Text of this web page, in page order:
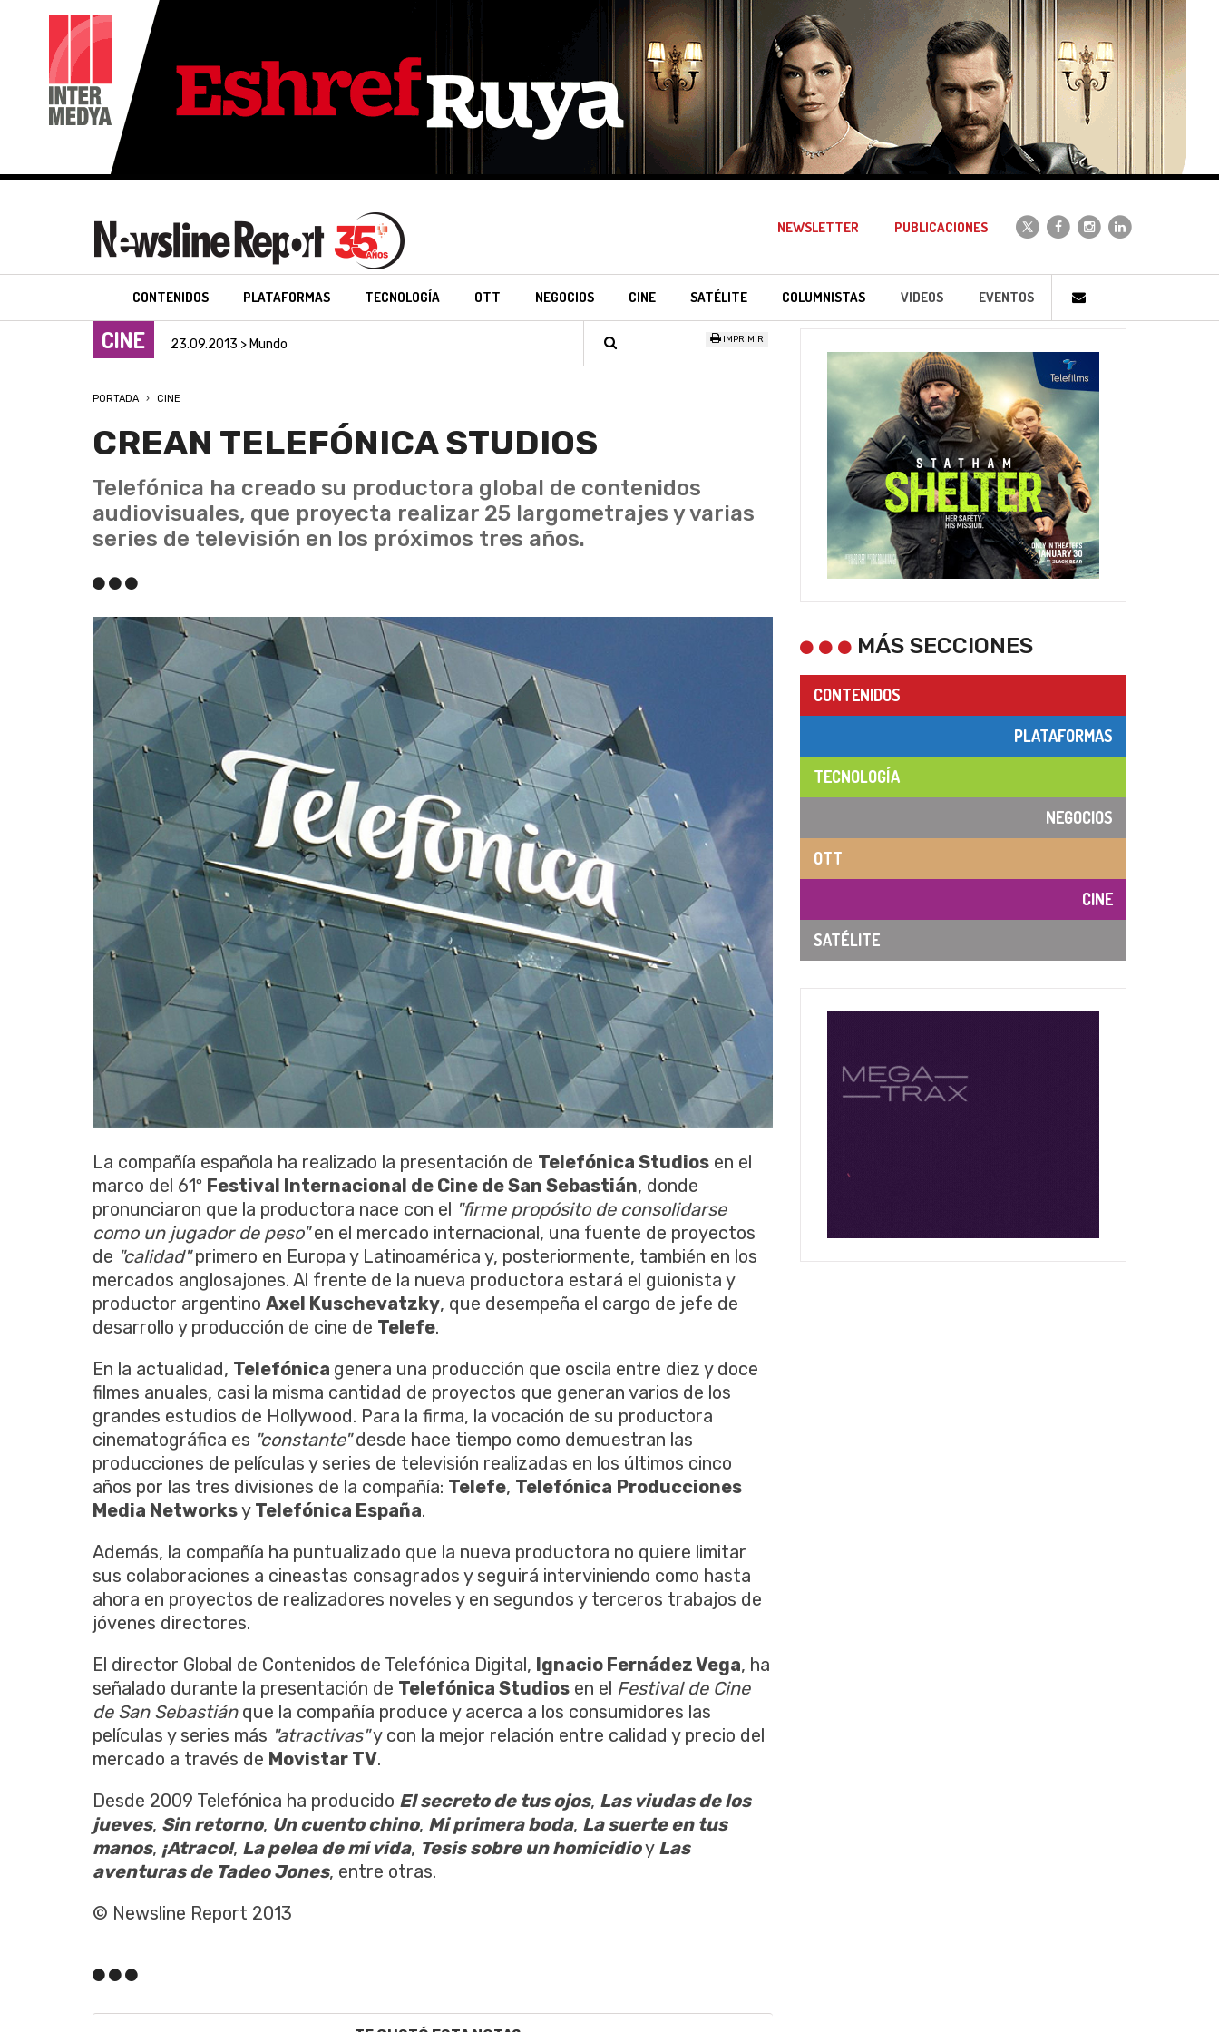
NEWSLETTER PUBLICACIONES
CONTENIDOS PLATAFORMAS TECNOLOGÍA OTT NEGOCIOS CINE SATÉLITE COLUMNISTAS VIDEOS EVENTOS
CINE 23.09.2013 > Mundo IMPRIMIR
PORTADA CINE
CREAN TELEFÓNICA STUDIOS
Telefónica ha creado su productora global de contenidos
audiovisuales, que proyecta realizar 25 largometrajes y varias
series de televisión en los próximos tres años.
La compañía española ha realizado la presentación de Telefónica Studios en el
marco del 61º Festival Internacional de Cine de San Sebastián, donde
pronunciaron que la productora nace con el "firme propósito de consolidarse
como un jugador de peso"en el mercado internacional, una fuente de proyectos
de "calidad"primero en Europa y Latinoamérica y, posteriormente, también en los
mercados anglosajones. Al frente de la nueva productora estará el guionista y
productor argentino Axel Kuschevatzky, que desempeña el cargo de jefe de
desarrollo y producción de cine de Telefe.
En la actualidad, Telefónica genera una producción que oscila entre diez y doce
filmes anuales, casi la misma cantidad de proyectos que generan varios de los
grandes estudios de Hollywood. Para la firma, la vocación de su productora
cinematográfica es "constante"desde hace tiempo como demuestran las
producciones de películas y series de televisión realizadas en los últimos cinco
años por las tres divisiones de la compañía: Telefe, Telefónica Producciones
Media Networksy Telefónica España.
Además, la compañía ha puntualizado que la nueva productora no quiere limitar
sus colaboraciones a cineastas consagrados y seguirá interviniendo como hasta
ahora en proyectos de realizadores noveles y en segundos y terceros trabajos de
jóvenes directores.
El director Global de Contenidos de Telefónica Digital, Ignacio Fernádez Vega, ha
señalado durante la presentación de Telefónica Studios en el Festival de Cine
de San Sebastián que la compañía produce y acerca a los consumidores las
películas y series más "atractivas"y con la mejor relación entre calidad y precio del
mercado a través de Movistar TV.
Desde 2009 Telefónica ha producido El secreto de tus ojos, Las viudas de los
jueves, Sin retorno, Un cuento chino, Mi primera boda, La suerte en tus
manos, ¡Atraco!, La pelea de mi vida, Tesis sobre un homicidioy Las
aventuras de Tadeo Jones, entre otras.
© Newsline Report 2013
MÁS SECCIONES
CONTENIDOS
PLATAFORMAS
TECNOLOGÍA
NEGOCIOS
OTT
CINE
SATÉLITE